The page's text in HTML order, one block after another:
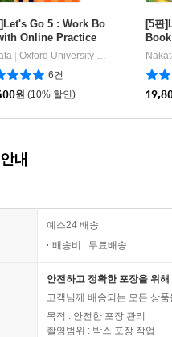
]Let's Go 5 : Work Bo
Online Practice
Oxford University Press, USA
6건
원 (10% 할인)
[5판
Book
내
예스24 배송
배송비 : 무료배송
안전하고 정확한 포장을 위
고객님께 배송되는 모든 상
목적 : 안전한 포장 관리
촬영범위 : 박스 포장 작업